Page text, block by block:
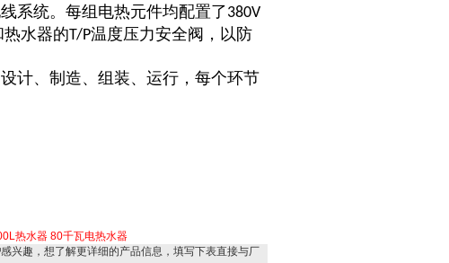
系统。每组电热元件均配置了380V
水器的T/P温度压力安全阀，以防
计、制造、组装、运行，每个环节
热水器 80千瓦电热水器
感兴趣，想了解更详细的产品信息，填写下表直接与厂